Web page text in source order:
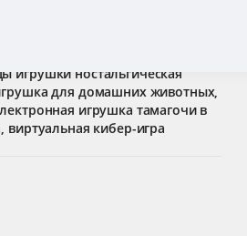
игрушки ностальгическая
для домашних животных,
игрушка тамагочи в
виртуальная кибер-игра